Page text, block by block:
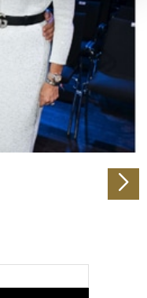
Präferenzen im
und Anzeigen zu
Medien anbieten
Website zu
zu Ihrer
Partner für
mit
ihnen bereitgestellt